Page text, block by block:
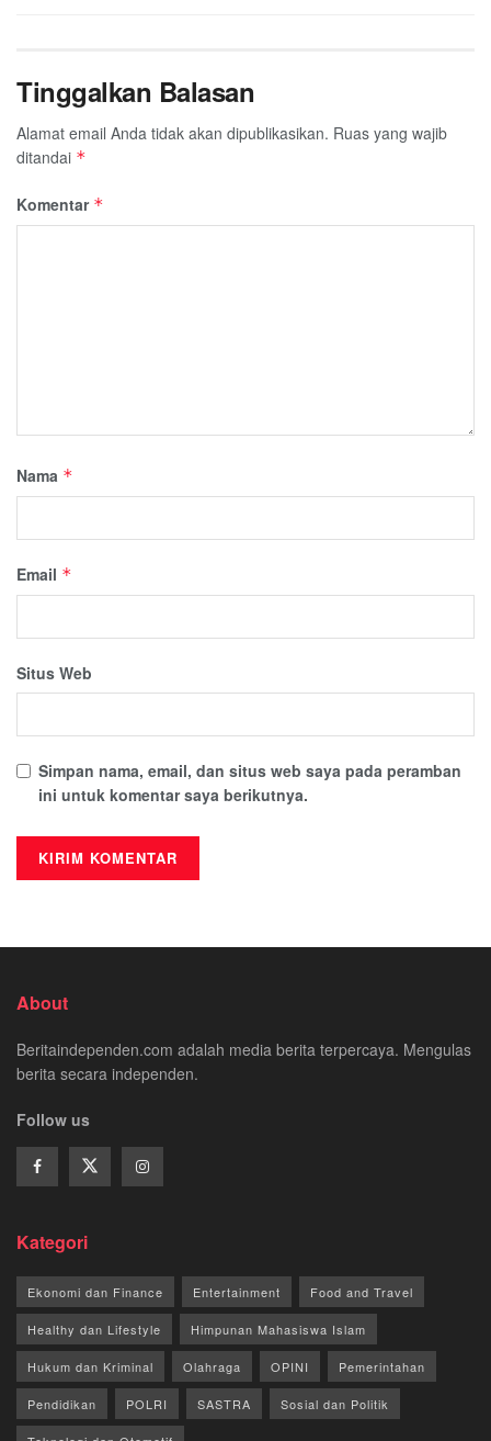
Tinggalkan Balasan
Alamat email Anda tidak akan dipublikasikan. Ruas yang wajib
ditandai *
Komentar *
Nama *
Email *
Situs Web
Simpan nama, email, dan situs web saya pada peramban
ini untuk komentar saya berikutnya.
About
Beritaindependen.com adalah media berita terpercaya. Mengulas
berita secara independen.
Follow us
Kategori
Ekonomi dan Finance Entertainment Food and Travel
Healthy dan Lifestyle Himpunan Mahasiswa Islam
Hukum dan Kriminal Olahraga OPINI Pemerintahan
Pendidikan POLRI SASTRA Sosial dan Politik